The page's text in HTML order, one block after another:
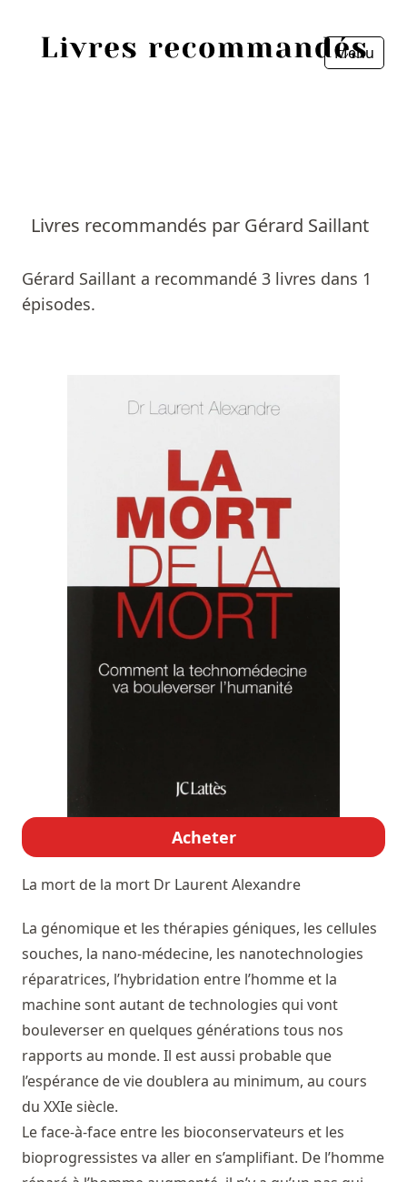
Menu
Livres recommandés par Gérard Saillant
Gérard Saillant a recommandé 3 livres dans 1
épisodes.
Acheter
La mort de la mort Dr Laurent Alexandre
La génomique et les thérapies géniques, les cellules
souches, la nano-médecine, les nanotechnologies
réparatrices, l’hybridation entre l’homme et la
machine sont autant de technologies qui vont
bouleverser en quelques générations tous nos
rapports au monde. Il est aussi probable que
l’espérance de vie doublera au minimum, au cours
du XXIe siècle.
Le face-à-face entre les bioconservateurs et les
bioprogressistes va aller en s’amplifiant. De l’homme
Livres
Prix littéraires
Fermer